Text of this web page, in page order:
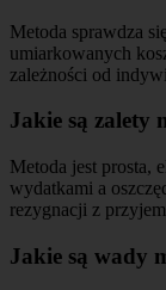
Metoda sprawdza
umiarkowanych
zależności od
Jakie są zalety
Metoda jest prosta,
wydatkami a
rezygnacji z
Jakie są wady